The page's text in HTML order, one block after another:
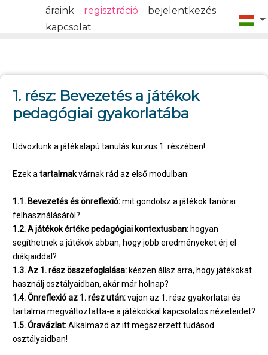
áraink regisztráció
bejelentkezés
kapcsolat
1. rész: Bevezetés a játékok
pedagógiai gyakorlatába
Üdvözlünk a játékalapú tanulás kurzus 1. részében!
Ezek a tartalmakvárnak rád az első modulban:
1.1. Bevezetés és önreflexió:mit gondolsz a játékok tanórai
felhasználásáról?
1.2. A játékok értéke pedagógiai kontextusban: hogyan
segíthetnek a játékok abban, hogy jobb eredményeket érj el
diákjaiddal?
1.3. Az 1. rész összefoglalása: készen állsz arra, hogy játékokat
használj osztályaidban, akár már holnap?
1.4. Önreflexió az 1. rész után:vajon az 1. rész gyakorlatai és
tartalma megváltoztatta-e a játékokkal kapcsolatos nézeteidet?
1.5. Óravázlat:Alkalmazd az itt megszerzett tudásod
osztályaidban!